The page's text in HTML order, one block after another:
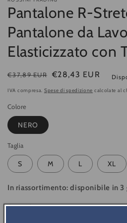
Pantalone R-
Pantalone da
Elasticizzato con
Prezzo
€37,89 EUR
Prezzo
€28,43 EUR
IVA compresa. Spese di spedizione calcolate al
Colore
NERO
Taglia
S M L XL
In riassortimento: disponibile in 3
Quantità